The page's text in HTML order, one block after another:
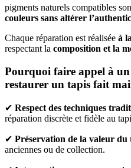
pigments naturels compatibles
couleurs sans altérer
Chaque réparation est réalisée à
respectant la composition et la
Pourquoi faire appel à
restaurer un tapis fait
✔ Respect des techniques
réparation discrète et fidèle au
✔ Préservation de la valeur du
anciennes ou de collection.